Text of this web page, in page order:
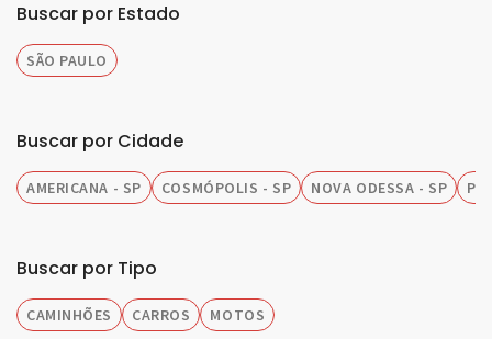
Buscar por Estado
SÃO PAULO
Buscar por Cidade
AMERICANA - SP COSMÓPOLIS - SP NOVA ODESSA - SP
Buscar por Tipo
CAMINHÕES CARROS MOTOS